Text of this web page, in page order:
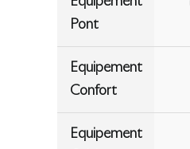
Pont
Equipement
Confort
Equipement